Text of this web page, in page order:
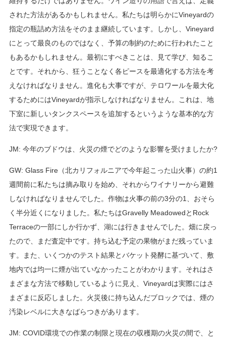
された方法があるかもしれません。私たちは明らかにVineyardの
指定の瓶詰め方法をそのまま継続しています。しかし、Vineyard
にとって最良のものではなく、予算の制約のために行われたこと
もあるかもしれません。最初にすべきことは、見て学び、知るこ
とです。それから、狂うことなく各ピースを最適化する方法を考
えなければなりません。進化も大事ですが、テロワールを最大化
するためにはVineyardが指示しなければなりません。これは、地
下室に新しいタンクスペースを追加するというような基本的な方
法で実現できます。
JM: 今年のブドウは、火災の煙でどのような影響を受けましたか?
GW: Glass Fire（北カリフォルニアで今年起こった山火事）の約1
週間前に私たちは摘み取りを始め、それからワイナリーから避難
しなければなりませんでした。作物は火事の前の3分の1、おそら
く半分近くになりました。私たちはGravelly MeadowedとRock
Terraceの一部にしか行かず、湖には行きませんでした。畑に戻っ
たので、まだ査定中です。持ち込む予定の果物がまだ残っていま
す。また、いくつかのテスト結果とバケット発酵に基づいて、敷
地内では均一に煙が出ていなかったことがわかります。それはさ
まざまな方法で移動しているように見え、Vineyardは実際にはさ
まざまに反応しました。火災後に持ち込んだブロックでは、煙の
汚染レベルに大きなばらつきがあります。
JM: COVID環境での作業の制限と現在の収穫期の火災の間で、と